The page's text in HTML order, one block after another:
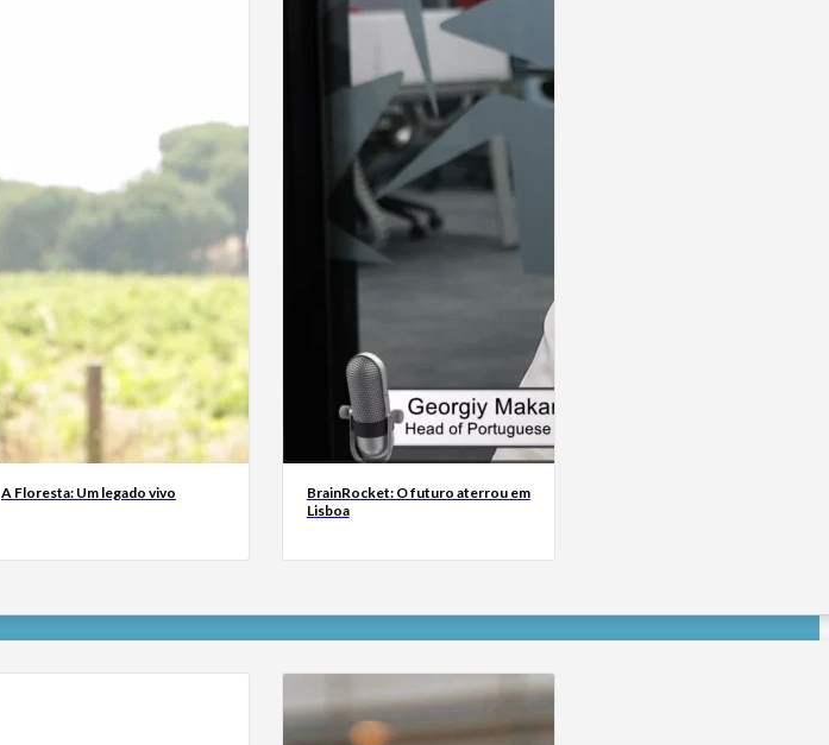
A Floresta: Um legado vivo
BrainRocket: O futuro aterrou em
Lisboa